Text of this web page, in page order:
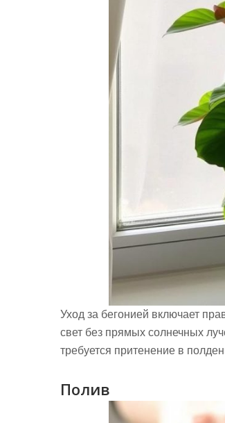
Уход за бегонией включает
свет без прямых солнечных
требуется притенение в
Полив